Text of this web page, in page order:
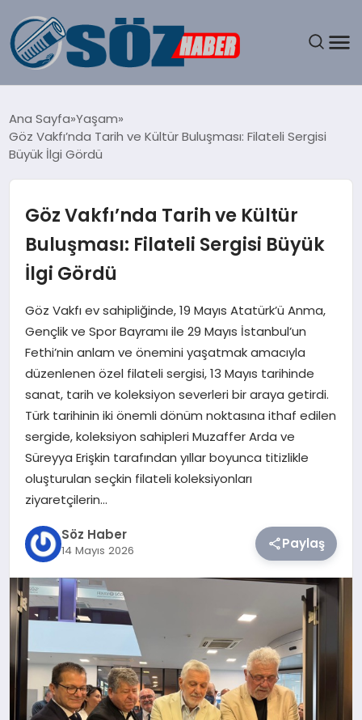
SPOR
EĞITIM
SAĞLIK
DÜNYA
TEKNOLOJI
SIYASET
YAŞAM
Ana Sayfa Yaşam
Göz Vakfı’nda Tarih ve Kültür Buluşması: Filateli Sergisi
Büyük İlgi Gördü
Göz Vakfı’nda Tarih ve Kültür
Buluşması: Filateli Sergisi Büyük
İlgi Gördü
Göz Vakfı ev sahipliğinde, 19 Mayıs Atatürk’ü Anma,
Gençlik ve Spor Bayramı ile 29 Mayıs İstanbul’un
Fethi’nin anlam ve önemini yaşatmak amacıyla
düzenlenen özel filateli sergisi, 13 Mayıs tarihinde
sanat, tarih ve koleksiyon severleri bir araya getirdi.
Türk tarihinin iki önemli dönüm noktasına ithaf edilen
sergide, koleksiyon sahipleri Muzaffer Arda ve
Süreyya Erişkin tarafından yıllar boyunca titizlikle
oluşturulan seçkin filateli koleksiyonları
ziyaretçilerin…
Söz Haber
14 Mayıs 2026 Paylaş